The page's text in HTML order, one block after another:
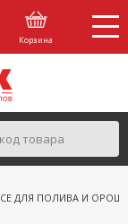
Корзина
ДЛЯ ПОЛИВА И